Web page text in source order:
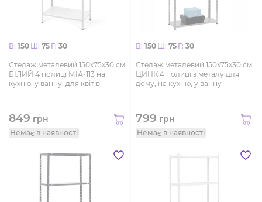
В: 150 Ш: 75 Г: 30
Стелаж металевий 150х75х30 см
БІЛИЙ 4 полиці МІА-113 на
кухню, у ванну, для квітів
849 грн
Немає в наявності
В: 150 Ш: 75 Г: 30
Стелаж металевий 150х75х30 см
ЦИНК 4 полиці з металу для
дому, на кухню, у ванну
799 грн
Немає в наявності